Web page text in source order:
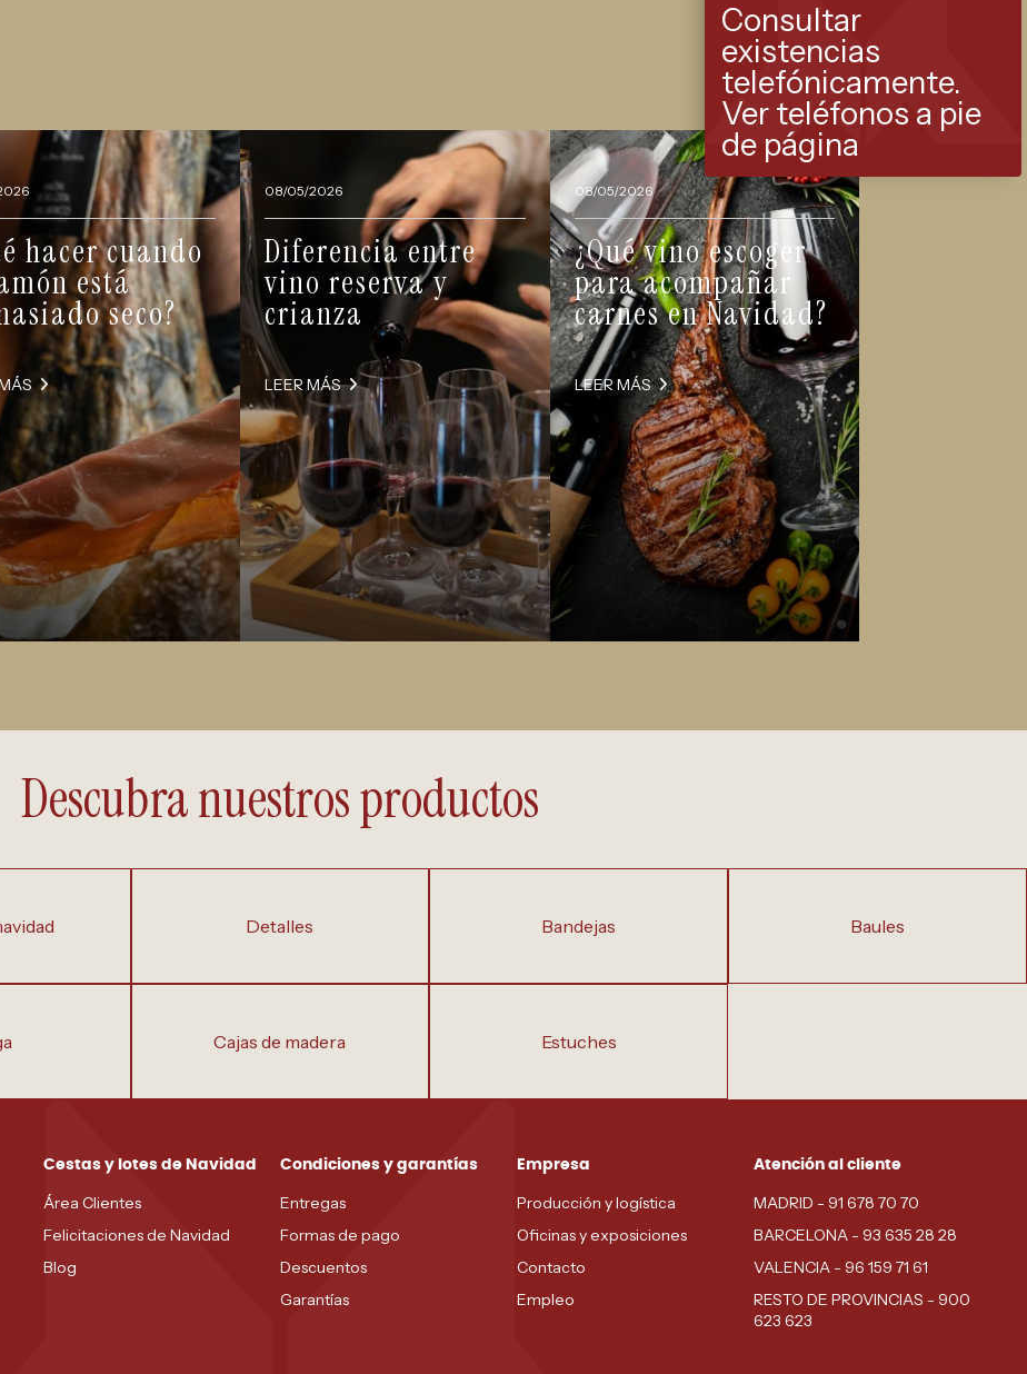
hacer cuando
está
seco?
08/05/2026
Diferencia entre
vino reserva y
crianza
LEER MÁS
08/05/2026
¿Qué vino escoger
para acompañar
carnes en Navidad?
LEER MÁS
Descubra nuestros productos
detalles bandejas baules
cajas de madera estuches
Cestas y lotes de Navidad
Área Clientes
Felicitaciones de Navidad
Blog
Condiciones y garantías
Entregas
Formas de pago
Descuentos
Garantías
Empresa
Producción y logística
Oficinas y exposiciones
Contacto
Empleo
Atención al cliente
MADRID - 91 678 70 70
BARCELONA - 93 635 28 28
VALENCIA - 96 159 71 61
RESTO DE PROVINCIAS - 900
623 623
Consultar
existencias
telefónicamente.
Ver teléfonos a pie
de página